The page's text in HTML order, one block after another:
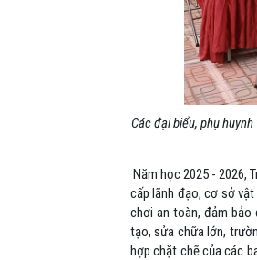
Các đại biểu, phụ
Năm học 2025 - 2026,
cấp lãnh đạo, cơ sở
chơi an toàn, đảm bảo
tạo, sửa chữa lớn,
hợpchặt chẽcủa các b